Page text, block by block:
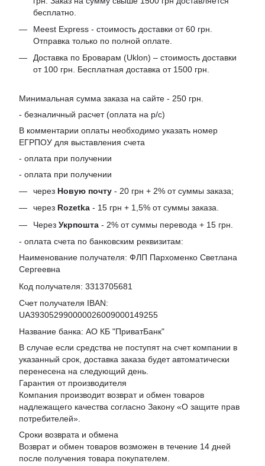
бесплатно.
Meest Express - стоимость доставки от 60 грн.
Отправка только по полной оплате.
Доставка по Броварам (Uklon) – стоимость доставки
от 100 грн. Бесплатная доставка от 1500 грн.
Минимальная сумма заказа на сайте - 250 грн.
- безналичный расчет (оплата на р/с)
В комментарии оплаты необходимо указать номер
ЕГРПОУ для выставления счета
- оплата при получении
- оплата при получении
через Новую почту - 20 грн + 2% от суммы заказа;
через Rozetka - 15 грн + 1,5% от суммы заказа.
Через Укрпошта - 2% от суммы перевода + 15 грн.
- оплата счета по банковским реквизитам:
Наименование получателя: ФЛП Пархоменко Светлана
Сергеевна
Код получателя: 3313705681
Счет получателя IBAN:
UA393052990000026009000149255
Название банка: АО КБ "ПриватБанк"
В случае если средства не поступят на счет компании в
указанный срок, доставка заказа будет автоматически
перенесена на следующий день.
Гарантия от производителя
Компания производит возврат и обмен товаров
надлежащего качества согласно Закону «О защите прав
потребителей».
Сроки возврата и обмена
Возврат и обмен товаров возможен в течение 14 дней
после получения товара покупателем.